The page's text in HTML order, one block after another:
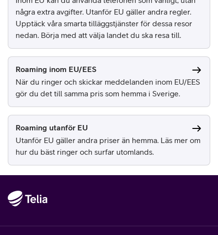
några extra avgifter. Utanför EU gäller andra regler.
Upptäck våra smarta tilläggstjänster för dessa resor
nedan. Börja med att välja landet du ska resa till.
Roaming inom EU/EES
När du ringer och skickar meddelanden inom EU/EES
gör du det till samma pris som hemma i Sverige.
Roaming utanför EU
Utanför EU gäller andra priser än hemma. Läs mer om
hur du bäst ringer och surfar utomlands.